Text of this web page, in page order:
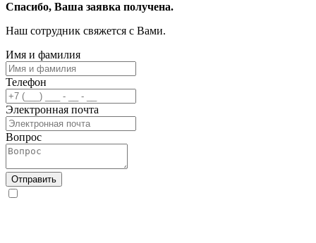
Спасибо, Ваша заявка получена.
Наш сотрудник свяжется с Вами.
Имя и фамилия
Телефон
Электронная почта
Вопрос
Отправить